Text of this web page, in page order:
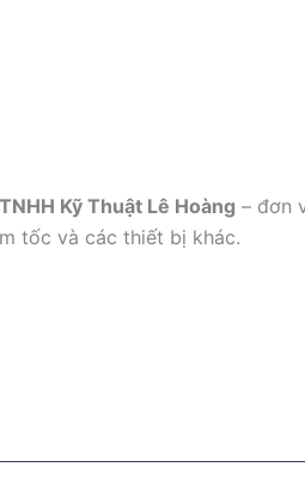
Kỹ Thuật Lê Hoàng – đơn
tốc và các thiết bị khác.